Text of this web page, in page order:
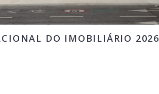
DO IMOBILIÁRIO 2026